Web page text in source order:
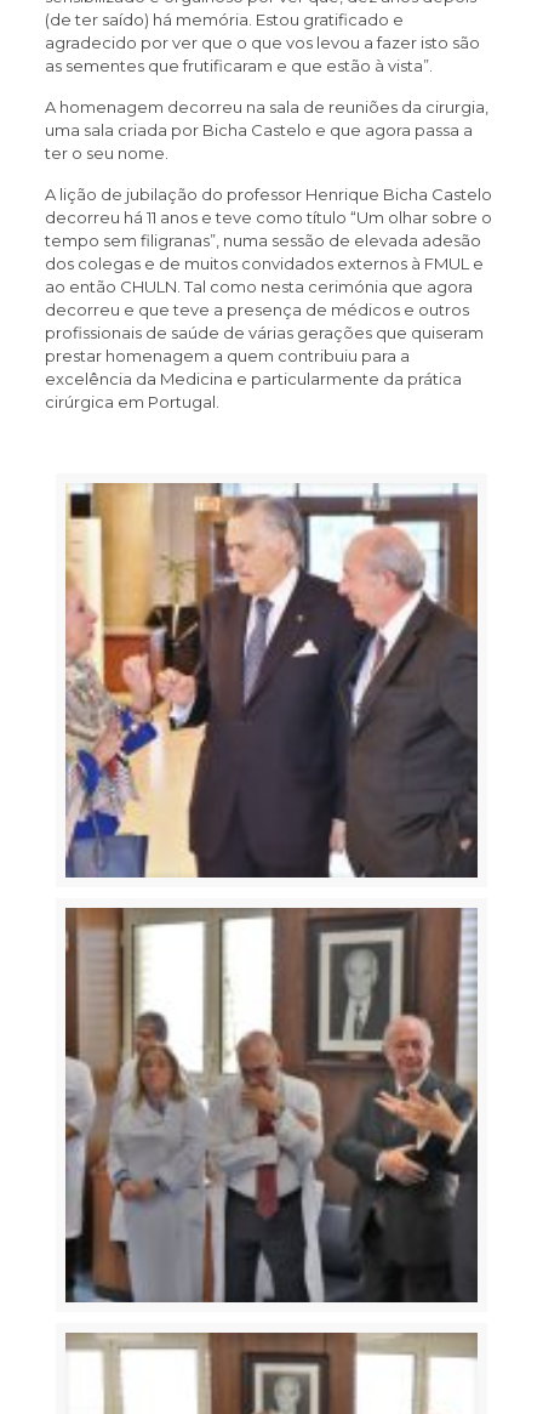
(de ter saído) há memória. Estou gratificado e
agradecido por ver que o que vos levou a fazer isto são
as sementes que frutificaram e que estão à vista”.
A homenagem decorreu na sala de reuniões da cirurgia,
uma sala criada por Bicha Castelo e que agora passa a
ter o seu nome.
A lição de jubilação do professor Henrique Bicha Castelo
decorreu há 11 anos e teve como título “Um olhar sobre o
tempo sem filigranas”, numa sessão de elevada adesão
dos colegas e de muitos convidados externos à FMUL e
ao então CHULN. Tal como nesta cerimónia que agora
decorreu e que teve a presença de médicos e outros
profissionais de saúde de várias gerações que quiseram
prestar homenagem a quem contribuiu para a
excelência da Medicina e particularmente da prática
cirúrgica em Portugal.